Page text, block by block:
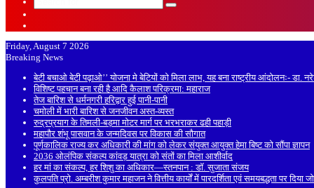
Search
Friday, August 7 2026
Breaking News
बेटी बचाओ बेटी पढ़ाओ’’ योजना मे बेटियों को मिला लाभ, यह बना राष्ट्रीय आंदोलनः- डा.
विशिष्ट पहचान बना रही है आदि कैलाश परिक्रमा: महाराज
तेज बारिश से धर्मनगरी हरिद्वार हुई पानी-पानी
चमोली में भारी बारिश से जनजीवन अस्त-व्यस्त
रुद्रप्रयाग के तिमली-बड़मा मोटर मार्ग पर भरभराकर ढही पहाड़ी
महापौर शंभू पासवान के जन्मदिवस पर विकास की सौगात
पूर्णकालिक राज्य कर अधिकारी की मांग को लेकर संयुक्त आयुक्त हेमा बिष्ट को सौंपा ज्ञापन
2036 ओलंपिक संकल्प कांवड़ यात्रा को संतों का मिला आशीर्वाद
हर मां का संकल्प, हर शिशु का अधिकार—स्तनपान : डॉ. सुजाता संजय
कुलपति प्रो. अम्बरीश कुमार महाजन ने वित्तीय कार्यों में पारदर्शिता एवं समयबद्धता पर दिया